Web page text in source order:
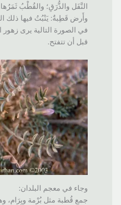
النَّفَل والذُّرَقِ؛ والقُطْبُ ثَمَرُها.
وأَرض قَطِبةٌ: يَنْبُتُ فيها ذلك
في الصورة التالية يرى
قبل أن تتفتح.
وجاء في معجم البلدان:
جمع قُطبة مثل بُرْمة وبِرَام،